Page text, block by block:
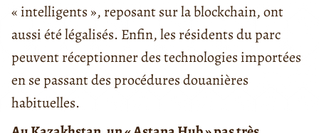
« intelligents », reposant sur la blockchain, ont
aussi été légalisés. Enfin, les résidents du parc
peuvent réceptionner des technologies importées
en se passant des procédures douanières
habituelles.